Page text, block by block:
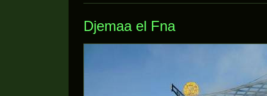
Djemaa el Fna